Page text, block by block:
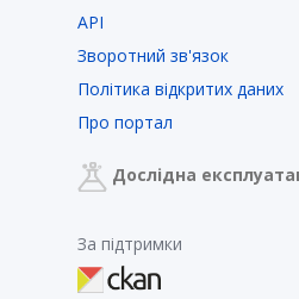
API
Зворотний зв'язок
Політика відкритих даних
Про портал
Дослідна
За підтримки